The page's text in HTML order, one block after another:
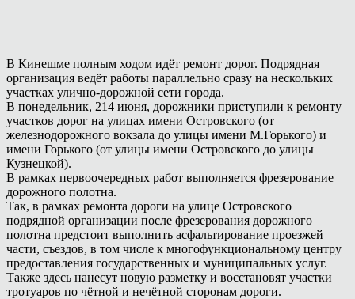
В Кинешме полным ходом идёт ремонт дорог. Подрядная
организация ведёт работы параллельно сразу на нескольких
участках улично-дорожной сети города.
В понедельник, 214 июня, дорожники приступили к ремонту
участков дорог на улицах имени Островского (от
железнодорожного вокзала до улицы имени М.Горького) и
имени Горького (от улицы имени Островского до улицы
Кузнецкой).
В рамках первоочередных работ выполняется фрезерование
дорожного полотна.
Так, в рамках ремонта дороги на улице Островского
подрядной организации после фрезерования дорожного
полотна предстоит выполнить асфальтирование проезжей
части, съездов, в том числе к многофункциональному центру
предоставления государственных и муниципальных услуг.
Также здесь нанесут новую разметку и восстановят участки
тротуаров по чётной и нечётной сторонам дороги.